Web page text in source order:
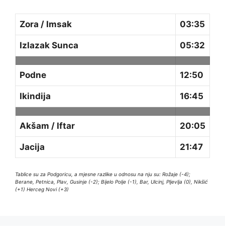
Zora / Imsak 03:35
Izlazak Sunca 05:32
Podne 12:50
Ikindija 16:45
Akšam / Iftar 20:05
Jacija 21:47
Tablice su za Podgoricu, a mjesne razlike u odnosu na nju su: Rožaje (-4);
Berane, Petnica, Plav, Gusinje (-2); Bijelo Polje (-1), Bar, Ulcinj, Pljevlja (0), Nikšić
(+1) Herceg Novi (+3)